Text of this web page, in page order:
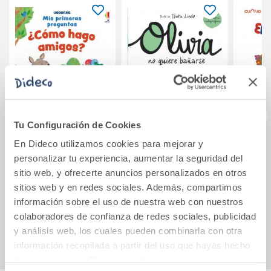
Tu Configuración de Cookies
En Dideco utilizamos cookies para mejorar y
personalizar tu experiencia, aumentar la seguridad del
sitio web, y ofrecerte anuncios personalizados en otros
sitios web y en redes sociales. Además, compartimos
información sobre el uso de nuestra web con nuestros
colaboradores de confianza de redes sociales, publicidad
y análisis web, los cuales pueden combinarla con otra
información recopilada a partir del uso que hayas hecho
¿Cómo hago
amigos?
10,95€
Comprar
OLI. OLIVIA NO
QUIERE BAÑARSE
8,00€
Comprar